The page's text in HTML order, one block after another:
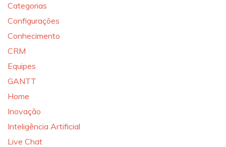
Categorias
Configurações
Conhecimento
CRM
Equipes
GANTT
Home
Inovação
Inteligência Artificial
Live Chat